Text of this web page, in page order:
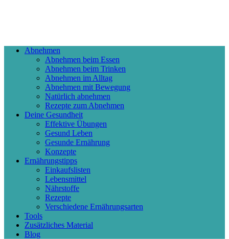
Abnehmen
Abnehmen beim Essen
Abnehmen beim Trinken
Abnehmen im Alltag
Abnehmen mit Bewegung
Natürlich abnehmen
Rezepte zum Abnehmen
Deine Gesundheit
Effektive Übungen
Gesund Leben
Gesunde Ernährung
Konzepte
Ernährungstipps
Einkaufslisten
Lebensmittel
Nährstoffe
Rezepte
Verschiedene Ernährungsarten
Tools
Zusätzliches Material
Blog